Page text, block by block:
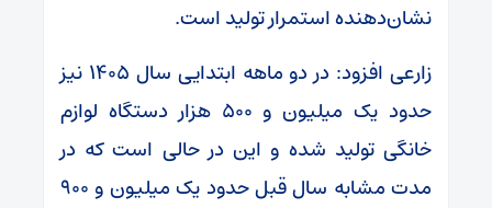
نشان‌دهنده استمرار تولید است.
زارعی افزود: در دو ماهه ابتدایی سال ۱۴۰۵ نیز
حدود یک میلیون و ۵۰۰ هزار دستگاه لوازم
خانگی تولید شده و این در حالی است که در
مدت مشابه سال قبل حدود یک میلیون و ۹۰۰